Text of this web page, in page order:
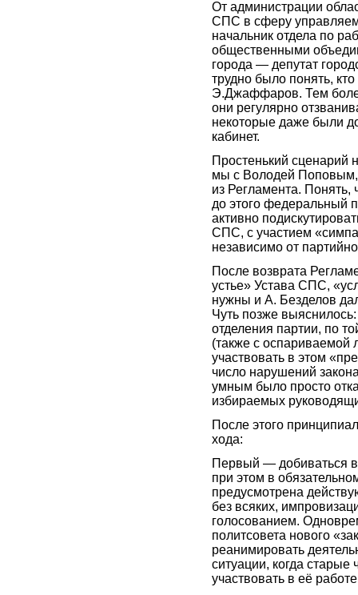
От администрации
СПС в сферу
начальник отдела по
общественными
города — депутат
трудно было понять,
Э.Джаффаров. Тем
они регулярно
некоторые даже были
кабинет.
Простенький сценарий
мы с Володей Поповым,
из Регламента. Понять,
до этого федеральный
активно
СПС, с участием
независимо от
После возврата
устье» Устава СПС,
нужны и А. Безделов
Чуть позже
отделения партии, по
(также с оспариваемой
участвовать в этом
число нарушений
умным было просто
избираемых
После этого
хода:
Первый — добиваться
при этом в
предусмотрена
без всяких,
голосованием.
политсовета нового
реанимировать
ситуации, когда старые
участвовать в её